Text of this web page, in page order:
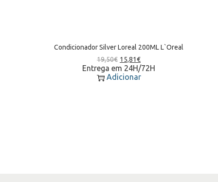
Condicionador Silver Loreal 200ML L`Oreal
19,50€ 15,81€
Entrega em 24H/72H
Adicionar